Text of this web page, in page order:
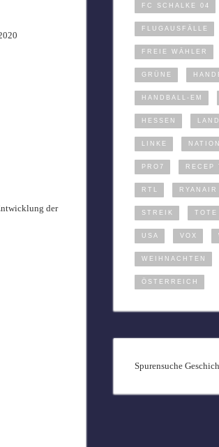
der
FC SCHALKE 04
FLUGAUSFÄLLE
FREIE WÄHLER
GRÜNE
HANDBALL-EM
HESSEN
LINKE
PRO7 RECEP
RTL RYANAIR
STREIK TOTE
USA VOX
WEIHNACHTEN
ÖSTERREICH
Spurensuche